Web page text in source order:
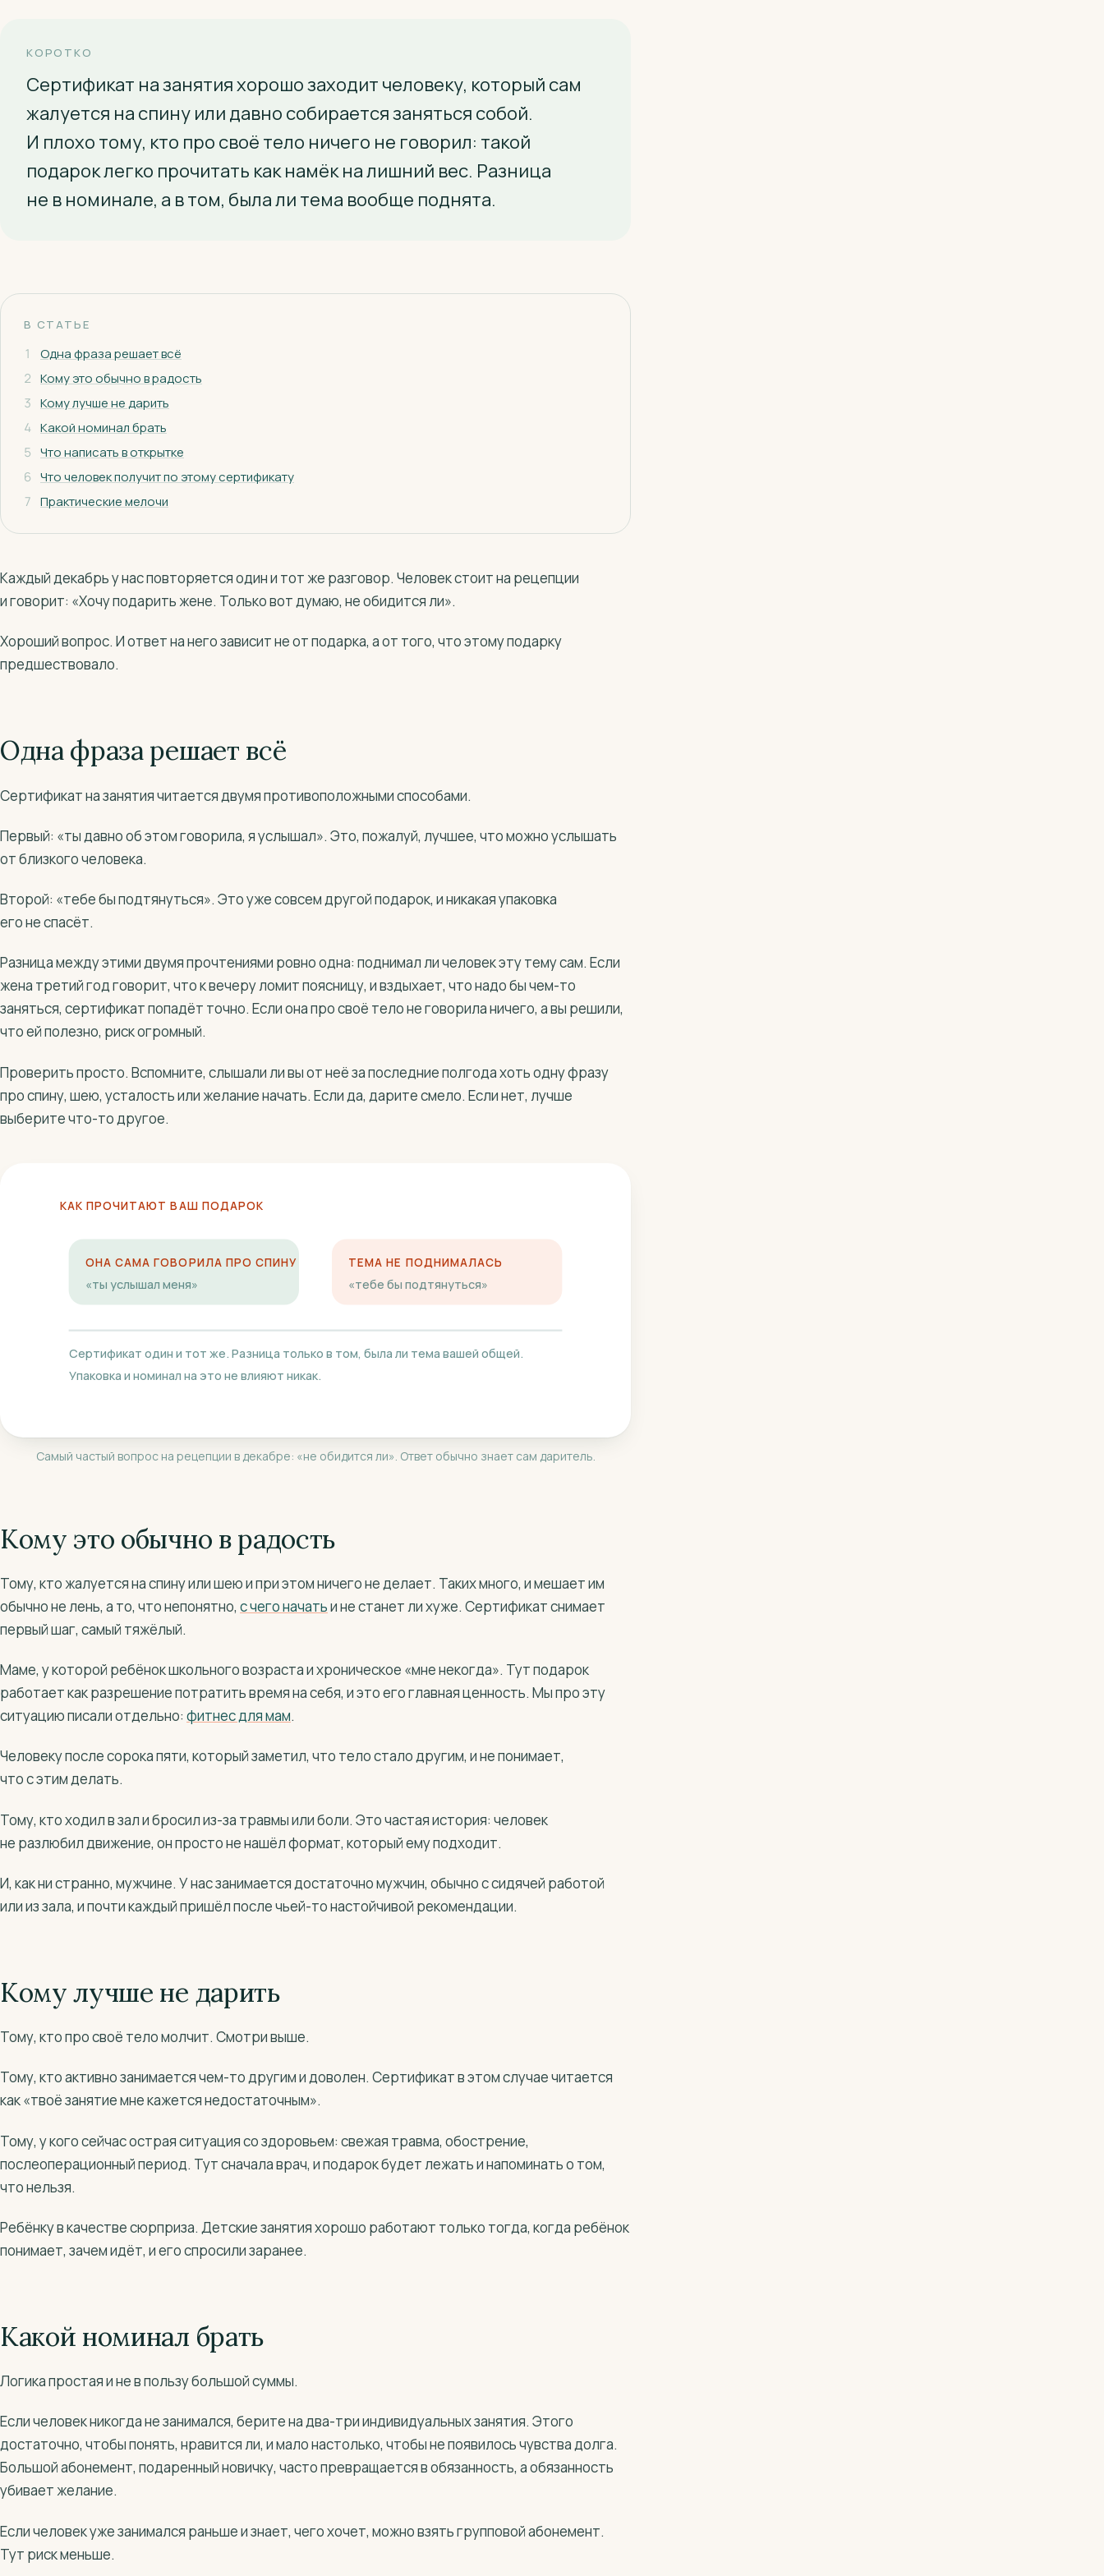
КОРОТКО
Сертификат на занятия хорошо заходит человеку, который сам
жалуется на спину или давно собирается заняться собой.
И плохо тому, кто про своё тело ничего не говорил: такой
подарок легко прочитать как намёк на лишний вес. Разница
не в номинале, а в том, была ли тема вообще поднята.
В СТАТЬЕ
1
Одна фраза решает всё
2 Кому это обычно в радость
3 Кому лучше не дарить
4 Какой номинал брать
5 Что написать в открытке
6 Что человек получит по этому сертификату
7 Практические мелочи
Каждый декабрь у нас повторяется один и тот же разговор. Человек стоит на рецепции
и говорит: «Хочу подарить жене. Только вот думаю, не обидится ли».
Хороший вопрос. И ответ на него зависит не от подарка, а от того, что этому подарку
предшествовало.
Одна фраза решает всё
Сертификат на занятия читается двумя противоположными способами.
Первый: «ты давно об этом говорила, я услышал». Это, пожалуй, лучшее, что можно услышать
от близкого человека.
Второй: «тебе бы подтянуться». Это уже совсем другой подарок, и никакая упаковка
его не спасёт.
Разница между этими двумя прочтениями ровно одна: поднимал ли человек эту тему сам. Если
жена третий год говорит, что к вечеру ломит поясницу, и вздыхает, что надо бы чем-то
заняться, сертификат попадёт точно. Если она про своё тело не говорила ничего, а вы решили,
что ей полезно, риск огромный.
Проверить просто. Вспомните, слышали ли вы от неё за последние полгода хоть одну фразу
про спину, шею, усталость или желание начать. Если да, дарите смело. Если нет, лучше
выберите что-то другое.
КАК ПРОЧИТАЮТ ВАШ ПОДАРОК
ОНА САМА ГОВОРИЛА ПРО СПИНУ
«ты услышал меня»
ТЕМА НЕ ПОДНИМАЛАСЬ
«тебе бы подтянуться»
Сертификат один и тот же. Разница только в том, была ли тема вашей общей.
Упаковка и номинал на это не влияют никак.
Самый частый вопрос на рецепции в декабре: «не обидится ли». Ответ обычно знает сам даритель.
Кому это обычно в радость
Тому, кто жалуется на спину или шею и при этом ничего не делает. Таких много, и мешает им
обычно не лень, а то, что непонятно, с чего начатьи не станет ли хуже. Сертификат снимает
первый шаг, самый тяжёлый.
Маме, у которой ребёнок школьного возраста и хроническое «мне некогда». Тут подарок
работает как разрешение потратить время на себя, и это его главная ценность. Мы про эту
ситуацию писали отдельно: фитнес для мам.
Человеку после сорока пяти, который заметил, что тело стало другим, и не понимает,
что с этим делать.
Тому, кто ходил в зал и бросил из-за травмы или боли. Это частая история: человек
не разлюбил движение, он просто не нашёл формат, который ему подходит.
И, как ни странно, мужчине. У нас занимается достаточно мужчин, обычно с сидячей работой
или из зала, и почти каждый пришёл после чьей-то настойчивой рекомендации.
Кому лучше не дарить
Тому, кто про своё тело молчит. Смотри выше.
Тому, кто активно занимается чем-то другим и доволен. Сертификат в этом случае читается
как «твоё занятие мне кажется недостаточным».
Тому, у кого сейчас острая ситуация со здоровьем: свежая травма, обострение,
послеоперационный период. Тут сначала врач, и подарок будет лежать и напоминать о том,
что нельзя.
Ребёнку в качестве сюрприза. Детские занятия хорошо работают только тогда, когда ребёнок
понимает, зачем идёт, и его спросили заранее.
Какой номинал брать
Логика простая и не в пользу большой суммы.
Если человек никогда не занимался, берите на два-три индивидуальных занятия. Этого
достаточно, чтобы понять, нравится ли, и мало настолько, чтобы не появилось чувства долга.
Большой абонемент, подаренный новичку, часто превращается в обязанность, а обязанность
убивает желание.
Если человек уже занимался раньше и знает, чего хочет, можно взять групповой абонемент.
Тут риск меньше.